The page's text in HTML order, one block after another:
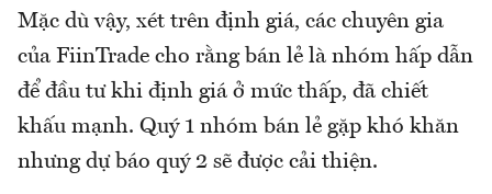
Mặc dù vậy, xét trên định giá, các chuyên gia
của FiinTrade cho rằng bán lẻ là nhóm hấp dẫn
để đầu tư khi định giá ở mức thấp, đã chiết
khấu mạnh. Quý 1 nhóm bán lẻ gặp khó khăn
nhưng dự báo quý 2 sẽ được cải thiện.